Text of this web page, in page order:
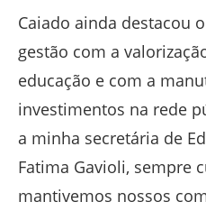
Caiado ainda destacou
gestão com a
educação e com a
investimentos na rede
a minha secretária de
Fatima Gavioli, sempre
mantivemos nossos